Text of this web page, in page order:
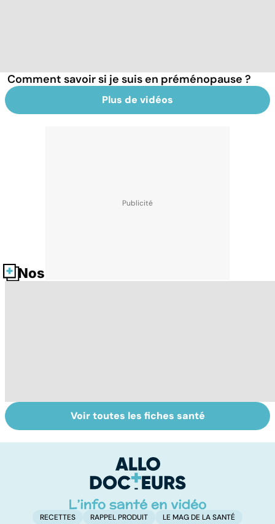
Comment savoir si je suis en préménopause ?
Plus de vidéos
Nos fiches santé
Dérèglement
hormonal : et si
Tout savoir sur
les infections
Voir toutes les fiches santé
RECETTES RAPPEL PRODUIT LE MAG DE LA SANTÉ